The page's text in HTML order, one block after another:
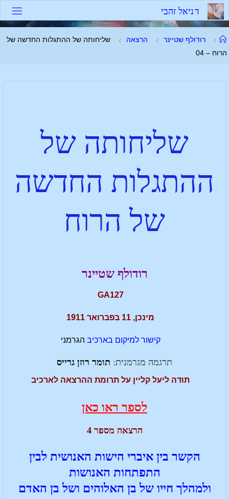
דניאל זהבי
רודולף שטיינר הרצאה
שליחותה של ההתגלות החדשה של
הרוח – 04
שליחותה של
ההתגלות החדשה
של הרוח
רודולף שטיינר
GA127
מינכן, 11 בפברואר 1911
קישור למיקום בארכיב הגרמני
תרגמה מגרמנית: תומר רוזן גרייס
תודה ליעל קליין על תרומת ההרצאה לארכיב
לספר ראו כאן
הרצאה מספר 4
הקשר בין איברי הישות האנושית לבין
התפתחות האנושות
ולמהלך חייו של בן האלוהים ושל בן האדם